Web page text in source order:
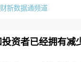
财新数据通频道
资者已经拥有减